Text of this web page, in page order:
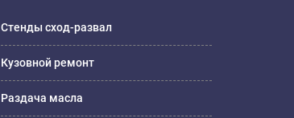
Стенды сход-развал
Кузовной ремонт
Раздача масла